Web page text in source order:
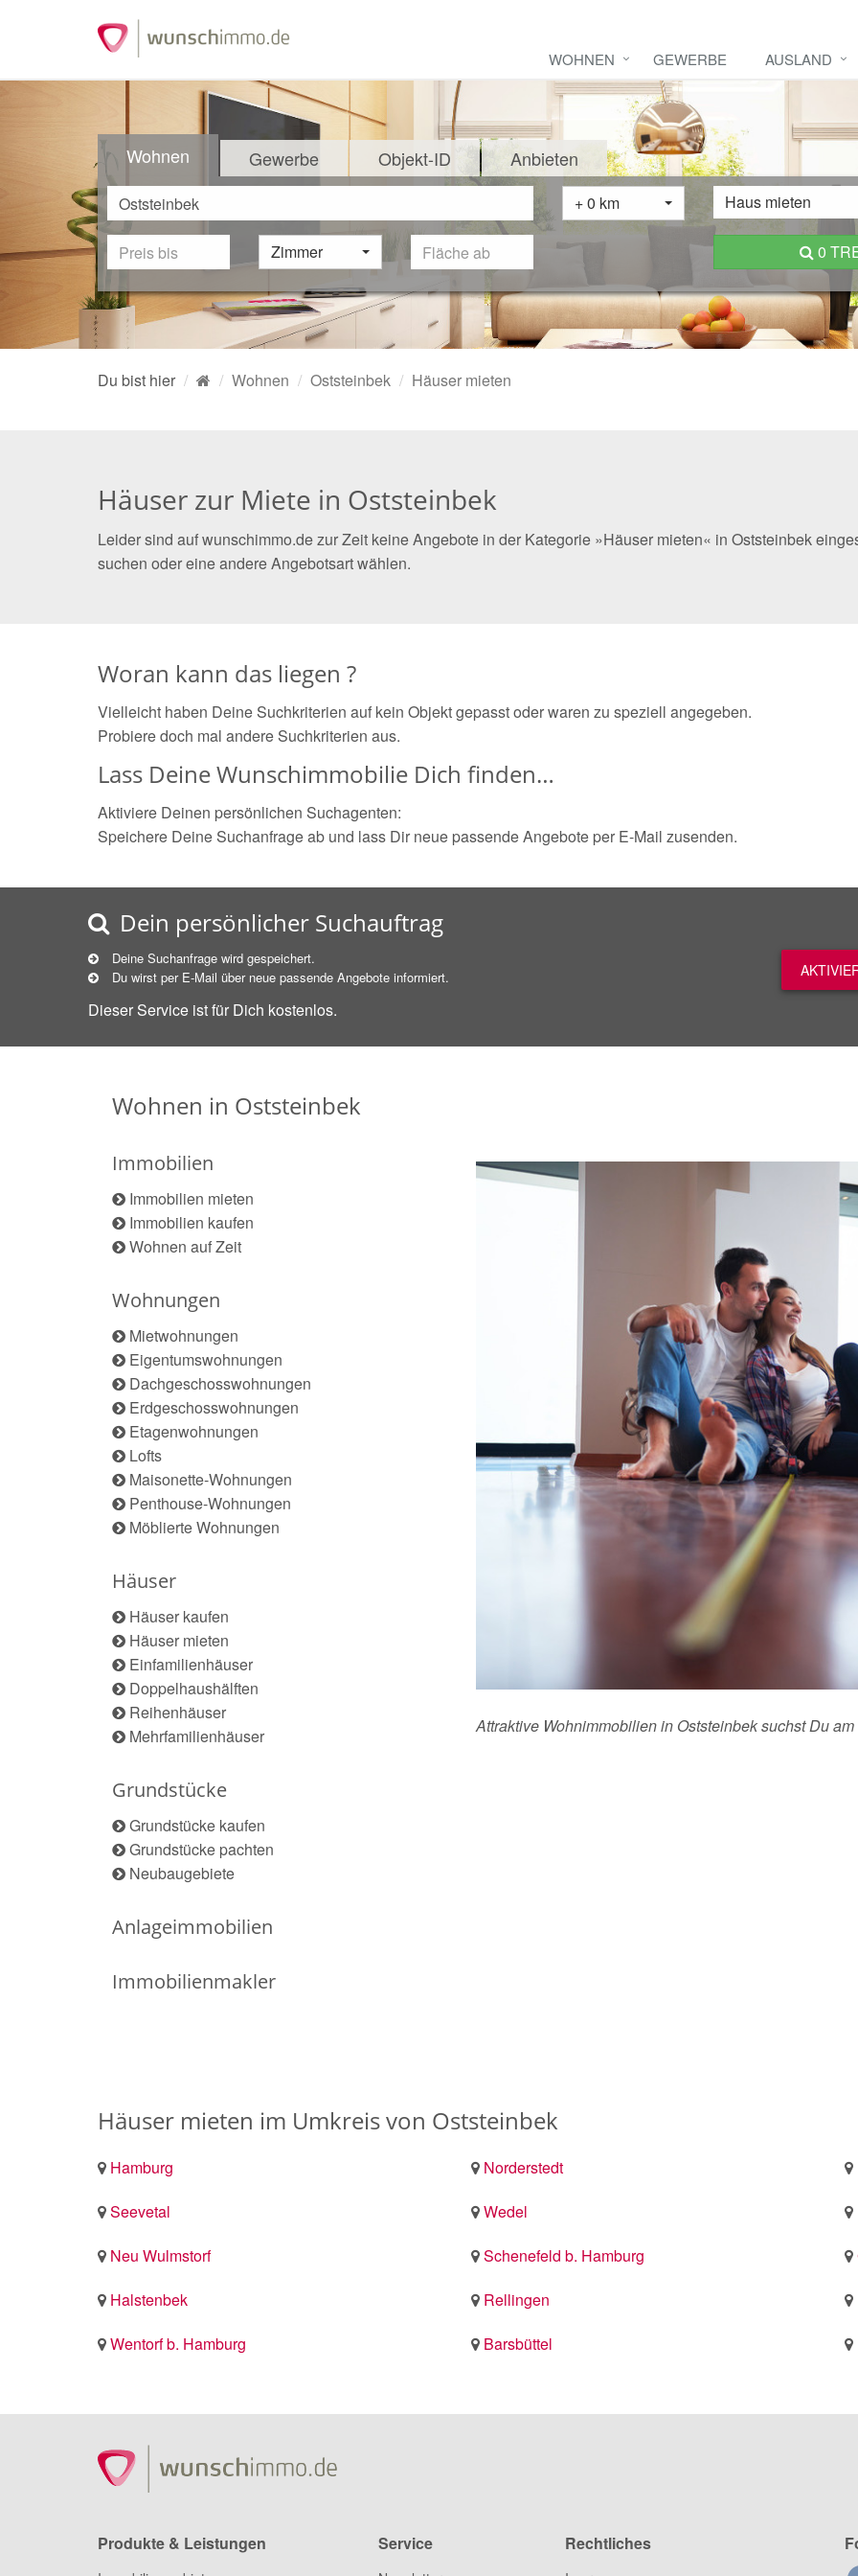
WOHNEN GEWERBE AUSLAND
Wohnen Gewerbe Objekt-ID Anbieten
+ 0 km Haus mieten
Zimmer 0
Du bist hier Wohnen Oststeinbek Häuser mieten
Häuser zur Miete in Oststeinbek
Leider sind auf wunschimmo.de zur Zeit keine Angebote in der Kategorie »Häuser mieten« in Oststeinbek
suchen oder eine andere Angebotsart wählen.
Woran kann das liegen ?
Vielleicht haben Deine Suchkriterien auf kein Objekt gepasst oder waren zu speziell angegeben.
Probiere doch mal andere Suchkriterien aus.
Lass Deine Wunschimmobilie Dich finden…
Aktiviere Deinen persönlichen Suchagenten:
Speichere Deine Suchanfrage ab und lass Dir neue passende Angebote per E-Mail zusenden.
Dein persönlicher Suchauftrag
Deine Suchanfrage wird gespeichert.
Du wirst per E-Mail über neue passende Angebote informiert.
Dieser Service ist für Dich kostenlos.
Wohnen in Oststeinbek
Immobilien
Immobilien mieten
Immobilien kaufen
Wohnen auf Zeit
Wohnungen
Mietwohnungen
Eigentumswohnungen
Dachgeschosswohnungen
Erdgeschosswohnungen
Etagenwohnungen
Lofts
Maisonette-Wohnungen
Penthouse-Wohnungen
Möblierte Wohnungen
Häuser
Häuser kaufen
Häuser mieten
Einfamilienhäuser
Doppelhaushälften
Reihenhäuser
Mehrfamilienhäuser
Grundstücke
Grundstücke kaufen
Grundstücke pachten
Neubaugebiete
Anlageimmobilien
Immobilienmakler
Attraktive Wohnimmobilien in Oststeinbek suchst Du
Häuser mieten im Umkreis von Oststeinbek
Hamburg Norderstedt
Seevetal
Wedel
Neu Wulmstorf
Schenefeld b. Hamburg
Halstenbek
Rellingen
Wentorf b. Hamburg
Barsbüttel
Produkte & Leistungen Service Rechtliches